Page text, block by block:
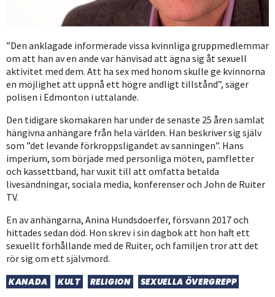
”Den anklagade informerade vissa kvinnliga gruppmedlemmar
om att han av en ande var hänvisad att ägna sig åt sexuell
aktivitet med dem. Att ha sex med honom skulle ge kvinnorna
en möjlighet att uppnå ett högre andligt tillstånd”, säger
polisen i Edmonton i uttalande.
Den tidigare skomakaren har under de senaste 25 åren samlat
hängivna anhängare från hela världen. Han beskriver sig själv
som ”det levande förkroppsligandet av sanningen”. Hans
imperium, som började med personliga möten, pamfletter
och kassettband, har vuxit till att omfatta betalda
livesändningar, sociala media, konferenser och John de Ruiter
TV.
En av anhängarna, Anina Hundsdoerfer, försvann 2017 och
hittades sedan död. Hon skrev i sin dagbok att hon haft ett
sexuellt förhållande med de Ruiter, och familjen tror att det
rör sig om ett självmord.
KANADA KULT RELIGION SEXUELLA ÖVERGREPP